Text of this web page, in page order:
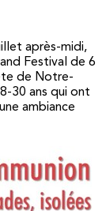
après-midi,
Festival de 6
de Notre-
30 ans qui ont
ambiance